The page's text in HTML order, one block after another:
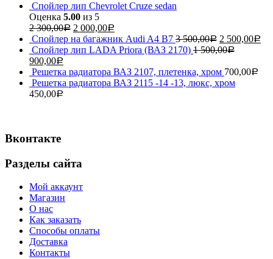
Спойлер лип Chevrolet Cruze sedan
Оценка 5.00 из 5
2 300,00Р 2 000,00Р
Спойлер на багажник Audi A4 B7 3 500,00Р 2 500,00Р
Спойлер лип LADA Priora (ВАЗ 2170) 1 500,00Р
900,00Р
Решетка радиатора ВАЗ 2107, плетенка, хром 700,00Р
Решетка радиатора ВАЗ 2115 -14 -13, люкс, хром
450,00Р
Вконтакте
Разделы сайта
Мой аккаунт
Магазин
О нас
Как заказать
Способы оплаты
Доставка
Контакты